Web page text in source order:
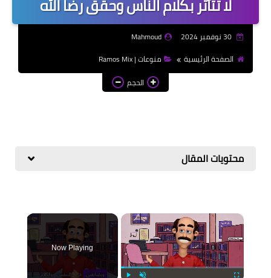
موضوعات تعبير | Essay
Topics
Games
لا تتأثر بكلام الناس وحقق رضا الله
30 نوفمبر 2024
Mahmoud
الصفحة الرئيسية
منوعات | Ramos Mix
الحجم
محتويات المقال
×
Now Playing